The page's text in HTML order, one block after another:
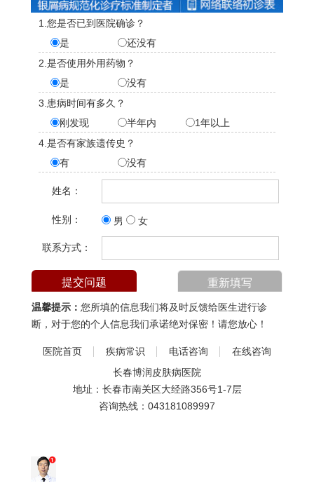
1.您是否已到医院确诊？
是
还没有
2.是否使用外用药物？
是
没有
3.患病时间有多久？
刚发现
半年内
1年以上
4.是否有家族遗传史？
有
没有
姓名：
性别： 男 女
联系方式：
温馨提示： 您所填的信息我们将及时反馈给医生进行诊
断，对于您的个人信息我们承诺绝对保密！请您放心！
医院首页 疾病常识 电话咨询
在线咨询
长春博润皮肤病医院
地址：长春市南关区大经路356号1-7层
咨询热线： 043181089997